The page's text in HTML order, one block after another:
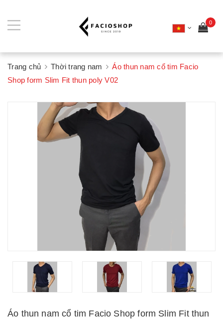
0
Trang chủ Thời trang nam
Áo thun nam cổ tim Facio
Shop form Slim Fit thun poly V02
Áo thun nam cổ tim Facio Shop form Slim Fit thun